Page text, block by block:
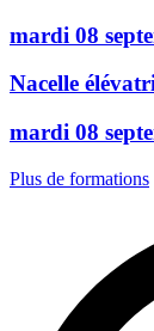
mardi 08
Nacelle
mardi 08
Plus de formations